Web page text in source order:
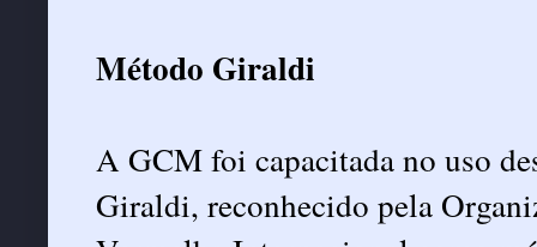
Método Giraldi
A GCM foi capacitada no uso
Giraldi, reconhecido pela